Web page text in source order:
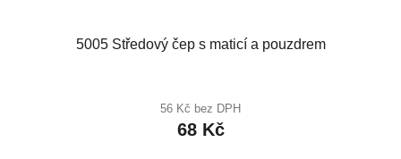
5005 Středový čep s maticí a pouzdrem
56 Kč bez DPH
68 Kč